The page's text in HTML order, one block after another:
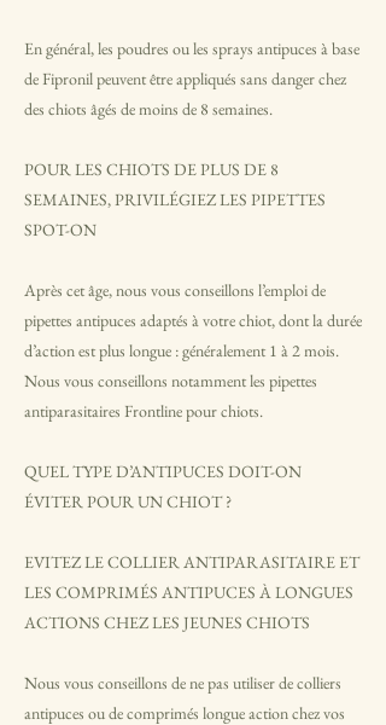
En général, les poudres ou les sprays antipuces à base
de Fipronil peuvent être appliqués sans danger chez
des chiots âgés de moins de 8 semaines.
POUR LES CHIOTS DE PLUS DE 8
SEMAINES, PRIVILÉGIEZ LES PIPETTES
SPOT-ON
Après cet âge, nous vous conseillons l’emploi de
pipettes antipuces adaptés à votre chiot, dont la durée
d’action est plus longue : généralement 1 à 2 mois.
Nous vous conseillons notamment les pipettes
antiparasitaires Frontline pour chiots.
QUEL TYPE D’ANTIPUCES DOIT-ON
ÉVITER POUR UN CHIOT ?
EVITEZ LE COLLIER ANTIPARASITAIRE ET
LES COMPRIMÉS ANTIPUCES À LONGUES
ACTIONS CHEZ LES JEUNES CHIOTS
Nous vous conseillons de ne pas utiliser de colliers
antipuces ou de comprimés longue action chez vos